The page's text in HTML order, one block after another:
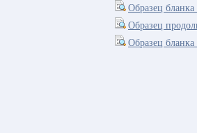
Образец
Образец
Образец